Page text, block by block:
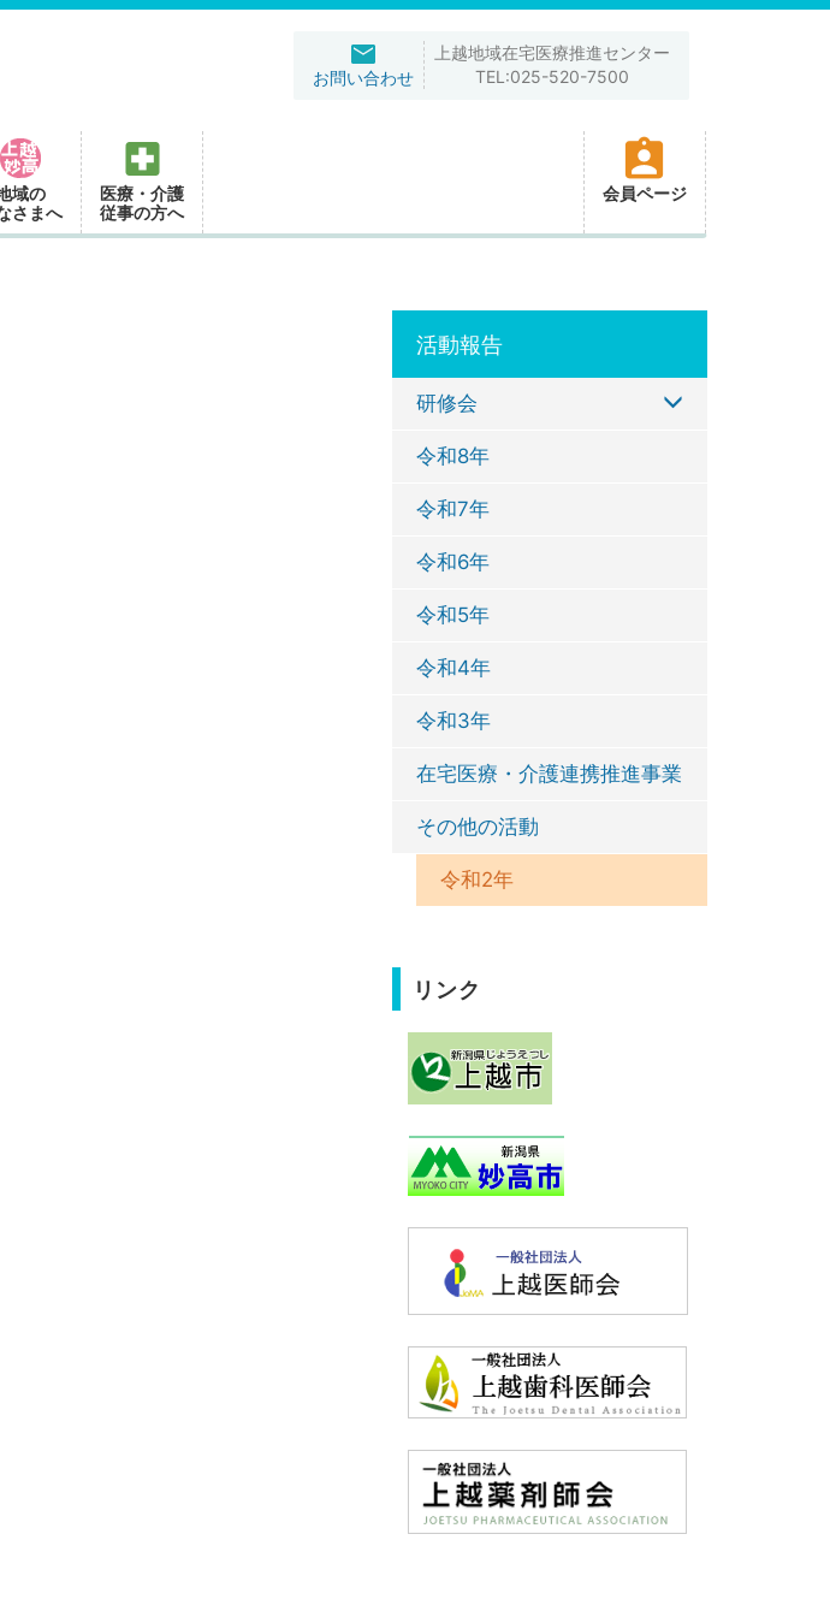
上越地域在宅医療推進センター
TEL:025-520-7500
お問い合わせ
域の
さまへ
医療・介護
従事の方へ
会員ページ
活動報告
研修会
令和8年
令和7年
令和6年
令和5年
令和4年
令和3年
在宅医療・介護連携推進事業
その他の活動
令和2年
リンク